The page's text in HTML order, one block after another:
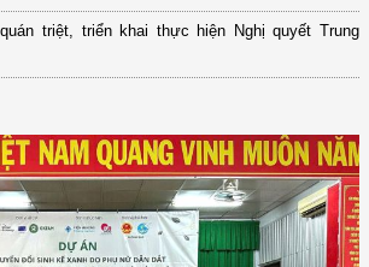
triệt, triển khai thực hiện Nghị quyết Trung